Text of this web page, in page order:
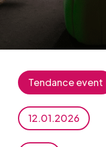
Tendance event
12.01.2026